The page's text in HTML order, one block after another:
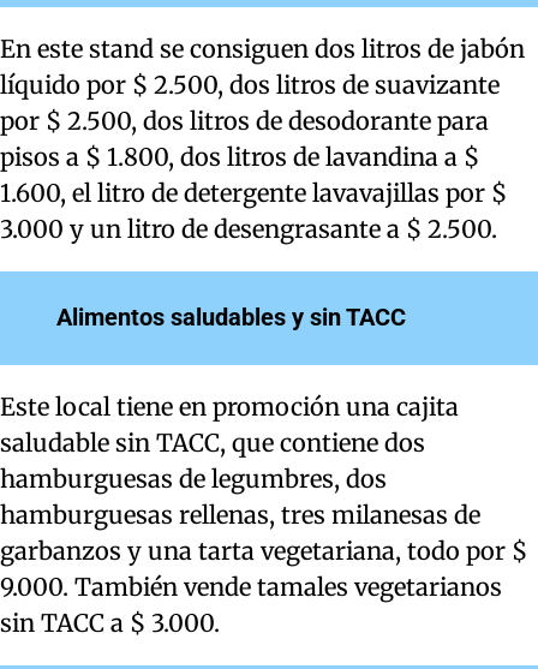
En este stand se consiguen dos litros de jabón
líquido por $ 2.500, dos litros de suavizante
por $ 2.500, dos litros de desodorante para
pisos a $ 1.800, dos litros de lavandina a $
1.600, el litro de detergente lavavajillas por $
3.000 y un litro de desengrasante a $ 2.500.
Alimentos saludables y sin TACC
Este local tiene en promoción una cajita
saludable sin TACC, que contiene dos
hamburguesas de legumbres, dos
hamburguesas rellenas, tres milanesas de
garbanzos y una tarta vegetariana, todo por $
9.000. También vende tamales vegetarianos
sin TACC a $ 3.000.